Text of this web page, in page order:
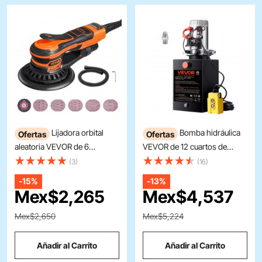
Ofertas
aleatoria VEVOR de 6
pulgadas, 350 W, sin
velocidades variables, con 10
hojas de lija, conector para
polvo y manguera para lijado
de detalles de carpintería.
(3)
-15%
Mex$2,265
Mex$2,650
Añadir al Carrito
Ofertas Bomba hidráulica
VEVOR de 12 cuartos de
galón, de simple efecto, para
de 0,91 GPM, presión
máxima de alivio de 3200 PSI,
12 V CC para elevación de
vehículos con remolques de
volteo.
(16)
-13%
Mex$4,537
Mex$5,224
Añadir al Carrito